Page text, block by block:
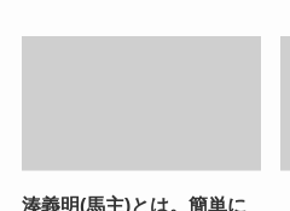
湊義明(馬主)とは。簡単に